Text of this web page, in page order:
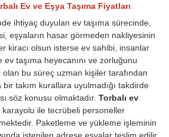
Ev ve Eşya Taşıma Fiyatları
ihtiyaç duyulan ev taşıma sürecinde,
eşyaların hasar görmeden nakliyesinin
kiracı olsun isterse ev sahibi, insanlar
taşıma heyecanını ve zorluğunu
bu süreç uzman kişiler tarafından
takım kurallara uyulmadığı takdirde
söz konusu olmaktadır. Torbalı ev
ile tecrübeli personeller
Paketleme ve yükleme işleminin
istenilen adrese eşyalar teslim edilir.